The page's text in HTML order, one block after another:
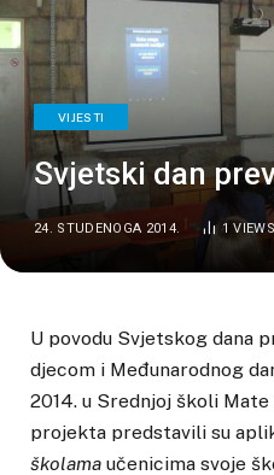
VIJESTI
Svjetski dan
24. STUDENOGA 2014. 1VIEWS
U povodu Svjetskog dana
djecom i Međunarodnog
2014. u Srednjoj školi
projekta predstavili su
školama učenicima svoje